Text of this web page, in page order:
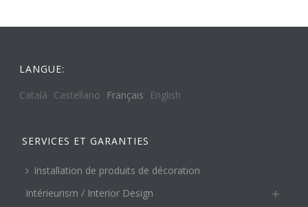
LANGUE:
Català Castellano Français English
SERVICES ET GARANTIES
Installation de produits de décoration
Intérieurism / Interior Design